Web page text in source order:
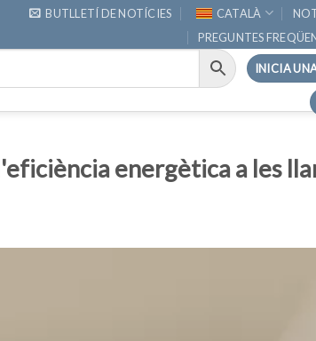
BUTLLETÍ DE NOTÍCIES CATALÀ
PREGUNTES
INICIA
energètica a les